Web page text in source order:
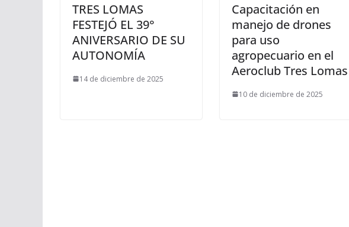
TRES LOMAS
FESTEJÓ EL 39°
ANIVERSARIO DE SU
AUTONOMÍA
14 de diciembre de 2025
Capacitación en
manejo de drones
para uso
agropecuario en el
Aeroclub Tres Lomas
10 de diciembre de 2025